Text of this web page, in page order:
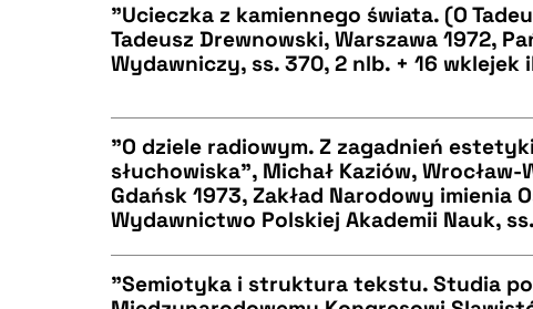
BIBTEX
CZYSTY TEKST
BIBTEX
"Ucieczka z kamiennego świata. (O
Tadeusz Drewnowski, Warszawa 1972,
Wydawniczy, ss. 370, 2 nlb. + 16 wklejek
CZYSTY TEKST
"O dziele radiowym. Z zagadnień
słuchowiska", Michał Kaziów, Wrocław-
Gdańsk 1973, Zakład Narodowy imienia
Wydawnictwo Polskiej Akademii Nauk,
"Semiotyka i struktura tekstu. Studia